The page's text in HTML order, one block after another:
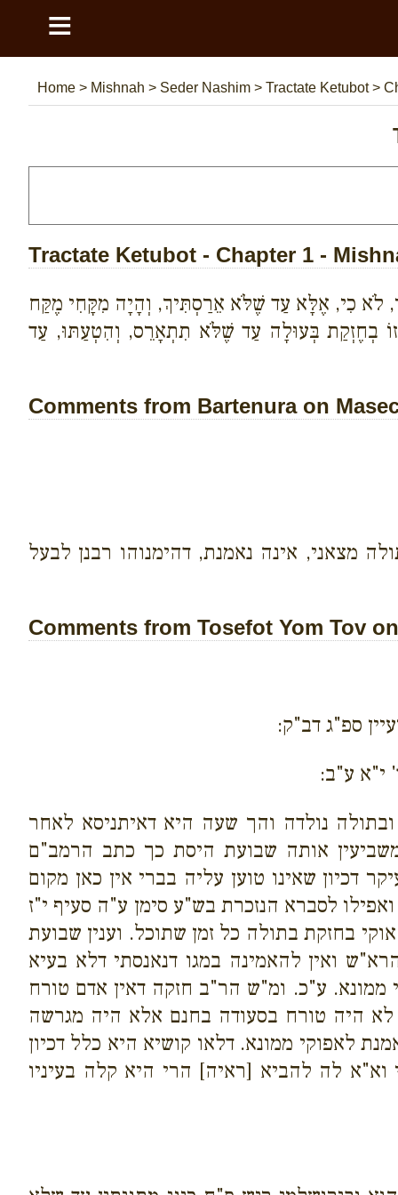
≡
Home > Mishnah > Seder Nashim > Tractate Ketubot>
Tractate Ketubot - Chapter 1 -
לֹא כִי, אֶלָּא עַד שֶׁלֹּא אֵרַסְתִּיךְ, וְהָיָה מִקָּחִי מֶקַּח
בְחֶזְקַת בְּעוּלָה עַד שֶׁלֹּא תִתְאָרֵס, וְהִטְעַתּוּ, עַד
Comments from Bartenura on
מצאני, אינה נאמנת, דהימנוהו רבנן לבעל
Comments from Tosefot Yom Tov
ספ"ג דב"ק:
י"א ע"ב:
נולדה והך שעה היא דאיתניסא לאחר
אותה שבועת היסת כך כתב הרמב"ם
שאינו טוען עליה בברי אין כאן מקום
לסברא הנזכרת בש"ע סימן ע"ה סעיף י"ז
בחזקת בתולה כל זמן שתוכל. וענין שבועת
ואין להאמינה במגו דנאנסתי דלא בעיא
ממונא. ע"כ. ומ"ש הר"ב חזקה דאין אדם טורח
היה טורח בסעודה בחנם אלא היה מגרשה
לאפוקי ממונא. דלאו קושיא היא כלל דכיון
לה להביא [ראיה] הרי היא קלה בעיניו